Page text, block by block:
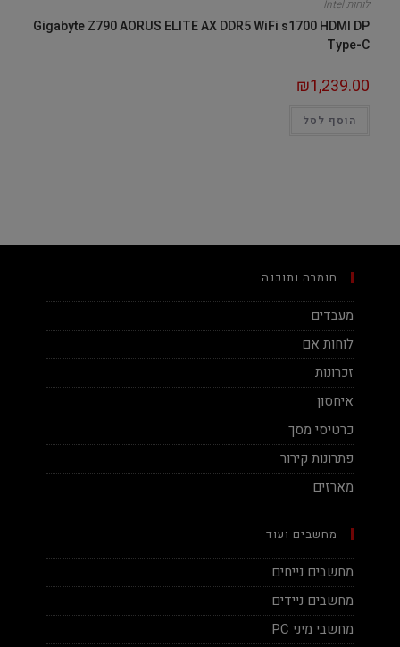
לוחות Intel
Gigabyte Z790 AORUS ELITE AX DDR5 WiFi s1700 HDMI DP
Type-C
₪1,239.00
הוסף לסל
חומרה ותוכנה
מעבדים
לוחות אם
זכרונות
איחסון
כרטיסי מסך
פתרונות קירור
מארזים
מחשבים ועוד
מחשבים נייחים
מחשבים ניידים
מחשבי מיני PC